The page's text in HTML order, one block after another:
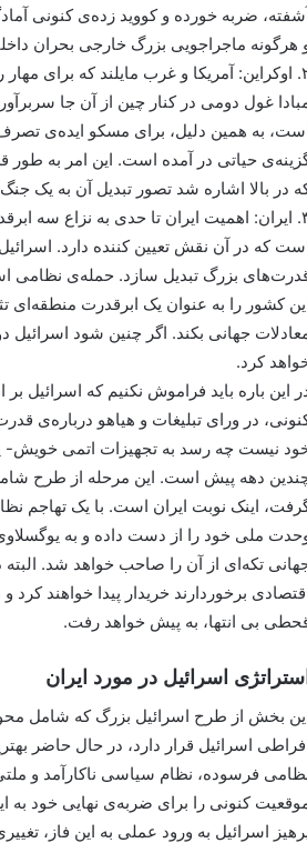
ضربه خورده و کووید زده‌ی کنونی
هرگونه ماجراجویی بزرگ خارجی بحران
۲. اوکراین: آمریکا و غرب مایلند که برای
غول دومی در کنار چین از آن جا
به همین دلیل، برای مسکو ایده‌ی
حیاتی در آمده است. این امر به طور
در بالا اشاره شد تصور تبدیل آن به
۳. ایران: اهمیت ایران تا حدی به نزاع سه
که در آن نقش تعیین کننده دارد.
بزرگ تبدیل سازد. حمله‌ی نظامی
کشور را به عنوان یک ابرقدرت منطقه‌ای
جهانی بکند. اگر چنین شود
کرد.
این باره باید فراموش نکنیم که
در ورای تبلیغات و هیاهو درباره‌ی
نیست چه رسد به تجهیزات اتمی خویش-
دهه پیش است. این مرحله از طرح
اینک نوبت ایران است. با یک تهاجم
ملی خود را از دست داده و به
تکه‌ای از آن را صاحب خواهد شد.
برخوردارند خریدار پیدا خواهند
بی انتها، به پیش خواهد رفت.
استراتژی اسرائیل در مورد ایران
بخش از طرح اسرائیل بزرگ که شامل
اسرائیل قرار دارد، در حال حاضر
فرسوده، نظام سیاسی ناکارآمد و
کنونی را برای ضربه‌ی نهایی خود به
اسرائیل به ورود عملی به این فاز،